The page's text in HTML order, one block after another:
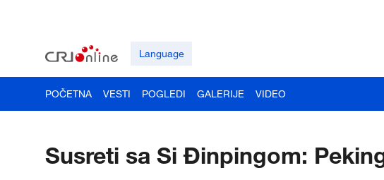
Language
POČETNA VESTI POGLEDI GALERIJE VIDEO
Susreti sa Si Đinpingom: